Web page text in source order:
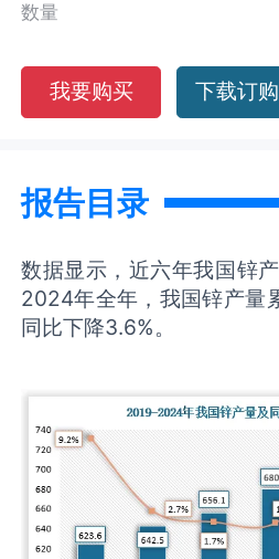
数量
我要购买 下载订
报告目录
数据显示，近六年我国锌
2024年全年，我国锌产量
同比下降3.6%。